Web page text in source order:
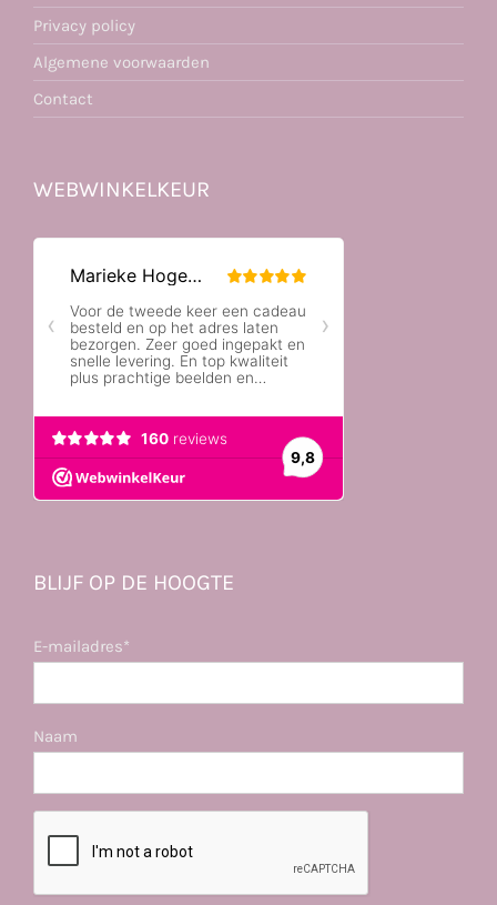
Privacy policy
Algemene voorwaarden
Contact
WEBWINKELKEUR
BLIJF OP DE HOOGTE
E-mailadres*
Naam